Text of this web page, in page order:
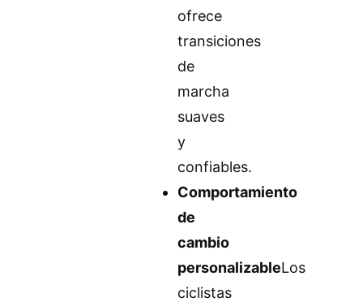
ofrece
transiciones
de
marcha
suaves
y
confiables.
Comportamiento
de
cambio
personalizableLos
ciclistas